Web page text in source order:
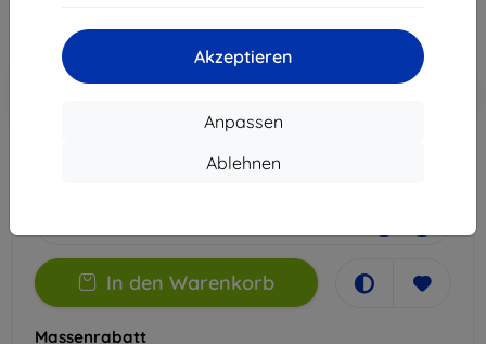
Akzeptieren
Anpassen
Ablehnen
ohne MWSt9,00 €
Rabatt mit Gutschein
In den
In den Warenkorb
Massenrabatt